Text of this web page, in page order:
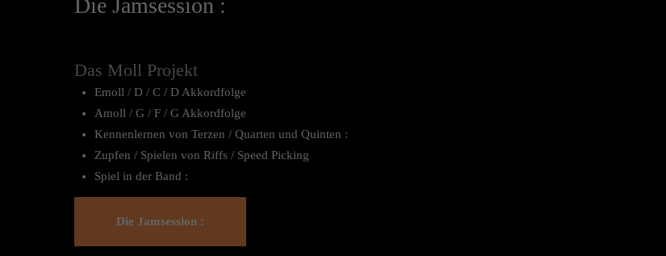
Die Jamsession :
Das Moll Projekt
Emoll / D / C / D Akkordfolge
Amoll / G / F / G Akkordfolge
Kennenlernen von Terzen / Quarten und Quinten :
Zupfen / Spielen von Riffs / Speed Picking
Spiel in der Band :
Die Jamsession :